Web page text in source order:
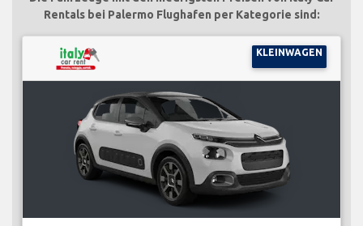
Rentals bei Palermo Flughafen per Kategorie sind:
KLEINWAGEN